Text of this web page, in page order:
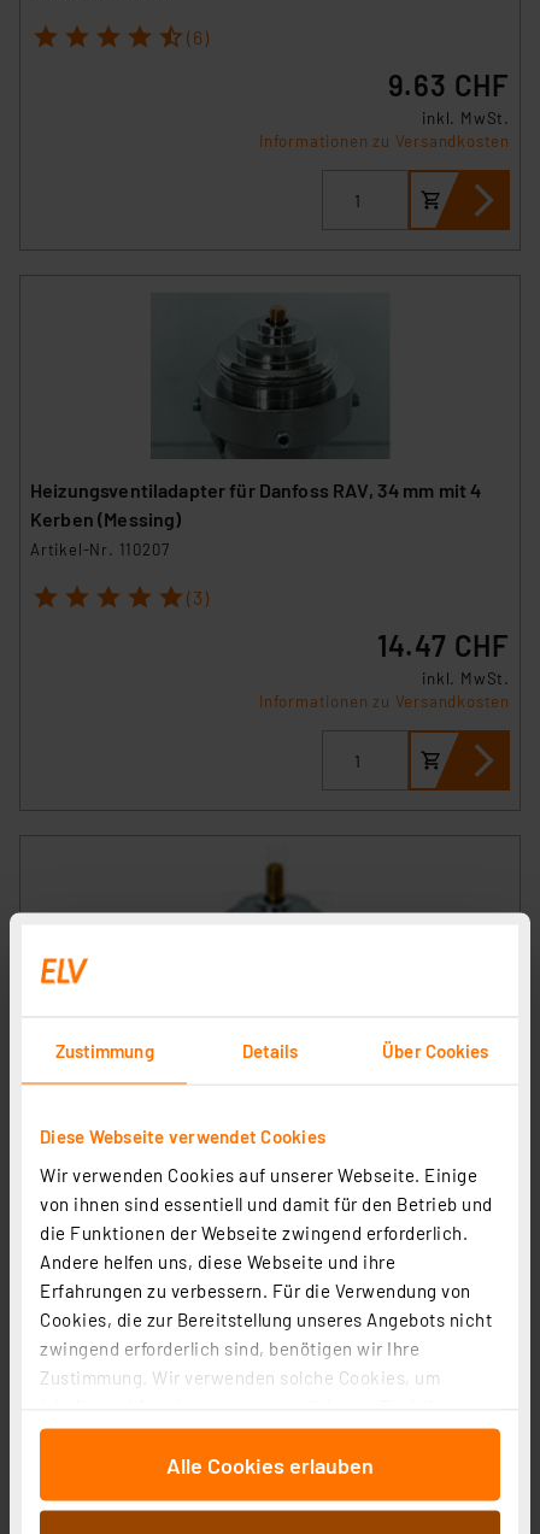
Zustimmung Details Über Cookies
Diese Webseite verwendet Cookies
Wir verwenden Cookies auf unserer Webseite. Einige
von ihnen sind essentiell und damit für den Betrieb und
die Funktionen der Webseite zwingend erforderlich.
Andere helfen uns, diese Webseite und ihre
Erfahrungen zu verbessern. Für die Verwendung von
Cookies, die zur Bereitstellung unseres Angebots nicht
zwingend erforderlich sind, benötigen wir Ihre
Zustimmung. Wir verwenden solche Cookies, um
für soziale Medien anbieten zu können und die Zugriffe
auf unsere Website zu analysieren. Außerdem geben
wir Informationen zu Ihrer Verwendung unserer Website
an unsere Partner für soziale Medien, Werbung und
Alle Cookies erlauben
1 2 3 4 5 (6)
9.63 CHF
inkl. MwSt.
Informationen zu Versandkosten
Heizungsventiladapter für Danfoss RAV, 34 mm mit 4
Kerben (Messing)
Artikel-Nr. 110207
1 2 3 4 5 (3)
14.47 CHF
inkl. MwSt.
Informationen zu Versandkosten
Heizungsventiladapter für Giacomini 22,6 mm (Messing)
Artikel-Nr. 110212
(1)
14.47 CHF
inkl. MwSt.
Informationen zu Versandkosten